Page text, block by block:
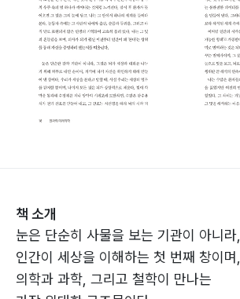
책 소개
눈은 단순히 사물을 보는 기관이 아니라,
인간이 세상을 이해하는 첫 번째 창이며,
의학과 과학, 그리고 철학이 만나는